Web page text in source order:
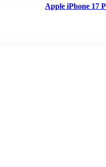
Apple iPhone 17